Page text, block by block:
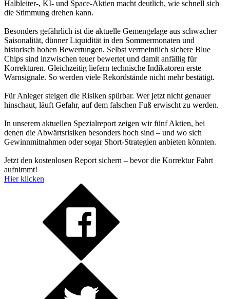
Halbleiter-, KI- und Space-Aktien macht deutlich, wie schnell sich
die Stimmung drehen kann.
Besonders gefährlich ist die aktuelle Gemengelage aus schwacher
Saisonalität, dünner Liquidität in den Sommermonaten und
historisch hohen Bewertungen. Selbst vermeintlich sichere Blue
Chips sind inzwischen teuer bewertet und damit anfällig für
Korrekturen. Gleichzeitig liefern technische Indikatoren erste
Warnsignale. So werden viele Rekordstände nicht mehr bestätigt.
Für Anleger steigen die Risiken spürbar. Wer jetzt nicht genauer
hinschaut, läuft Gefahr, auf dem falschen Fuß erwischt zu werden.
In unserem aktuellen Spezialreport zeigen wir fünf Aktien, bei
denen die Abwärtsrisiken besonders hoch sind – und wo sich
Gewinnmitnahmen oder sogar Short-Strategien anbieten könnten.
Jetzt den kostenlosen Report sichern – bevor die Korrektur Fahrt
aufnimmt!
Hier klicken